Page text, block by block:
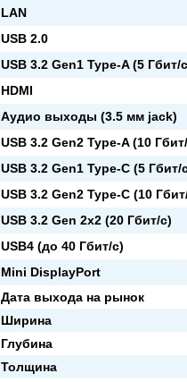
LAN
USB 2.0
USB 3.2 Gen1 Type-A (5 Гбит/
HDMI
Аудио выходы (3.5 мм jack)
USB 3.2 Gen2 Type-A (10
USB 3.2 Gen1 Type-C (5 Гбит/
USB 3.2 Gen2 Type-C (10
USB 3.2 Gen 2x2 (20 Гбит/с)
USB4 (до 40 Гбит/с)
Mini DisplayPort
Дата выхода на рынок
Ширина
Глубина
Толщина